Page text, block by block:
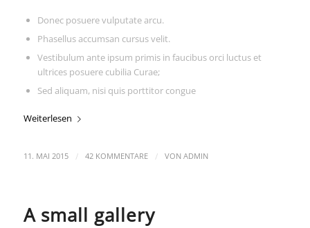
Donec posuere vulputate arcu.
Phasellus accumsan cursus velit.
Vestibulum ante ipsum primis in faucibus orci luctus et
ultrices posuere cubilia Curae;
Sed aliquam, nisi quis porttitor congue
Weiterlesen
11. MAI 2015 / 42 KOMMENTARE / VON ADMIN
A small gallery